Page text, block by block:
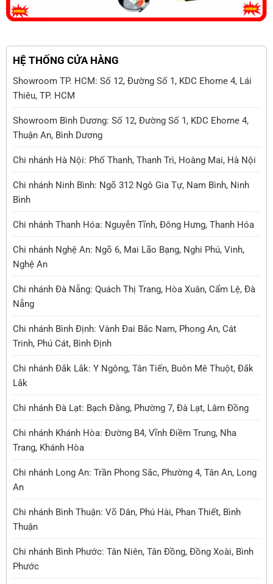
HỆ THỐNG CỬA HÀNG
Showroom TP. HCM: Số 12, Đường Số 1, KDC Ehome 4, Lái
Thiêu, TP. HCM
Showroom Bình Dương: Số 12, Đường Số 1, KDC Ehome 4,
Thuận An, Bình Dương
Chi nhánh Hà Nội: Phố Thanh, Thanh Trì, Hoàng Mai, Hà Nội
Chi nhánh Ninh Bình: Ngõ 312 Ngô Gia Tự, Nam Bình, Ninh
Bình
Chi nhánh Thanh Hóa: Nguyễn Tĩnh, Đông Hưng, Thanh Hóa
Chi nhánh Nghệ An: Ngõ 6, Mai Lão Bạng, Nghi Phú, Vinh,
Nghệ An
Chi nhánh Đà Nẵng: Quách Thị Trang, Hòa Xuân, Cẩm Lệ, Đà
Nẵng
Chi nhánh Bình Định: Vành Đai Bắc Nam, Phong An, Cát
Trinh, Phú Cát, Bình Định
Chi nhánh Đắk Lắk: Y Ngông, Tân Tiến, Buôn Mê Thuột, Đắk
Lắk
Chi nhánh Đà Lạt: Bạch Đằng, Phường 7, Đà Lạt, Lâm Đồng
Chi nhánh Khánh Hòa: Đường B4, Vĩnh Điềm Trung, Nha
Trang, Khánh Hòa
Chi nhánh Long An: Trần Phong Sắc, Phường 4, Tân An, Long
An
Chi nhánh Bình Thuận: Võ Dân, Phú Hài, Phan Thiết, Bình
Thuận
Chi nhánh Bình Phước: Tân Niên, Tân Đồng, Đồng Xoài, Bình
Phước